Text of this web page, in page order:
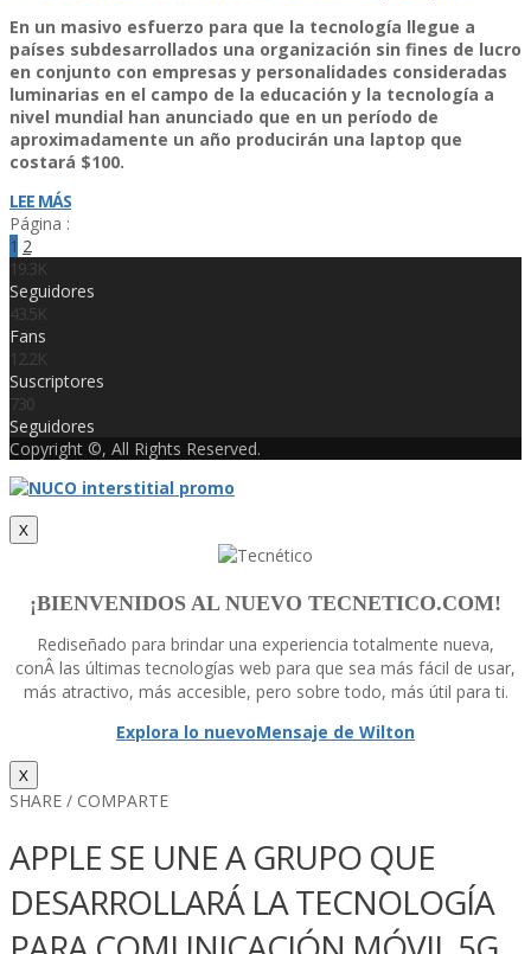
En un masivo esfuerzo para que la tecnología llegue a
países subdesarrollados una organización sin fines de lucro
en conjunto con empresas y personalidades consideradas
luminarias en el campo de la educación y la tecnología a
nivel mundial han anunciado que en un período de
aproximadamente un año producirán una laptop que
costará $100.
LEE MÁS
Página :
1 2
19.3K
Seguidores
43.5K
Fans
12.2K
Suscriptores
730
Seguidores
Copyright ©, All Rights Reserved.
X
¡BIENVENIDOS AL NUEVO TECNETICO.COM!
Rediseñado para brindar una experiencia totalmente nueva,
conÂ las últimas tecnologí­as web para que sea más fácil de usar,
más atractivo, más accesible, pero sobre todo, más útil para ti.
Explora lo nuevoMensaje de Wilton
X
SHARE / COMPARTE
APPLE SE UNE A GRUPO QUE
DESARROLLARÁ LA TECNOLOGÍ­A